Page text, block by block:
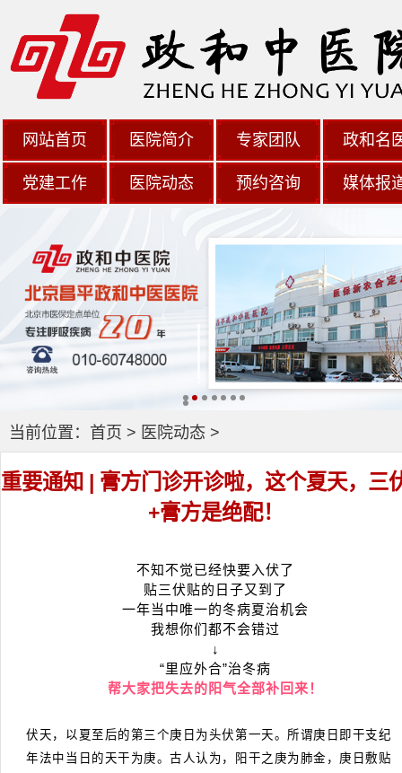
网站首页 医院简介 专家团队 政和名
党建工作 医院动态 预约咨询 媒体报
当前位置： 首页 > 医院动态>
重要通知 | 膏方门诊开诊啦，这个夏天，三
+膏方是绝配！
不知不觉已经快要入伏了
贴三伏贴的日子又到了
一年当中唯一的冬病夏治机会
我想你们都不会错过
↓
“里应外合”治冬病
帮大家把失去的阳气全部补回来！
伏天，以夏至后的第三个庚日为头伏第一天。所谓庚日即干支纪
年法中当日的天干为庚。古人认为，阳干之庚为肺金，庚日敷贴